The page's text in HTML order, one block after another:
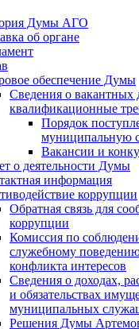
Думы АГО
об органе
обеспечение Думы
Сведения о вакантных
квалификационные
Порядок
муниципальную
Вакансии и
о деятельности Думы
информация
коррупции
Обратная связь для
коррупции
Комиссия по
служебному
конфликта интересов
Сведения о доходах,
и обязательствах
муниципальных
Решения Думы